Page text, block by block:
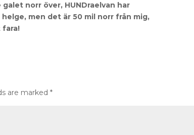
norr över, HUNDraelvan har
men det är 50 mil norr från mig,
fara!
are marked*